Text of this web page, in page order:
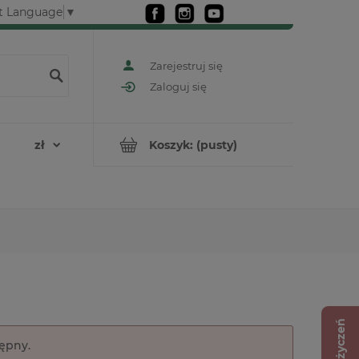
Language ▼
Zarejestruj się
Zaloguj się
Koszyk: (pusty)